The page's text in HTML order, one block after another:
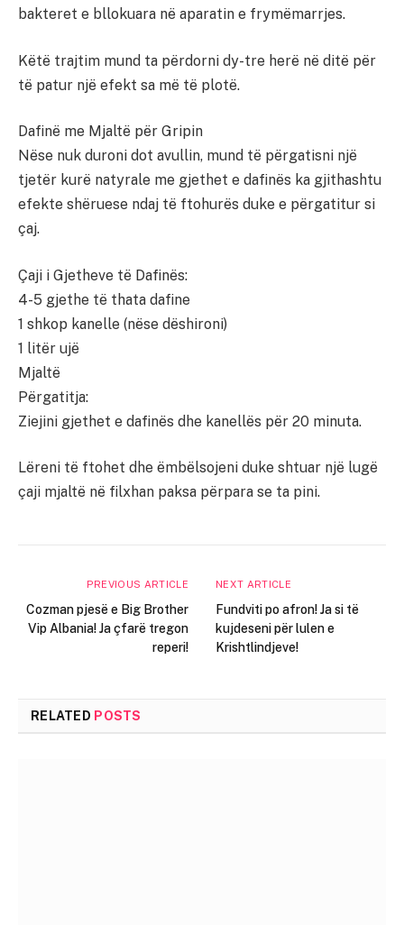
bakteret e bllokuara në aparatin e frymëmarrjes.
Këtë trajtim mund ta përdorni dy-tre herë në ditë për
të patur një efekt sa më të plotë.
Dafinë me Mjaltë për Gripin
Nëse nuk duroni dot avullin, mund të përgatisni një
tjetër kurë natyrale me gjethet e dafinës ka gjithashtu
efekte shëruese ndaj të ftohurës duke e përgatitur si
çaj.
Çaji i Gjetheve të Dafinës:
4-5 gjethe të thata dafine
1 shkop kanelle (nëse dëshironi)
1 litër ujë
Mjaltë
Përgatitja:
Ziejini gjethet e dafinës dhe kanellës për 20 minuta.
Lëreni të ftohet dhe ëmbëlsojeni duke shtuar një lugë
çaji mjaltë në filxhan paksa përpara se ta pini.
PREVIOUS ARTICLE
Cozman pjesë e Big Brother
Vip Albania! Ja çfarë tregon
reperi!
NEXT ARTICLE
Fundviti po afron! Ja si të
kujdeseni për lulen e
Krishtlindjeve!
RELATED POSTS